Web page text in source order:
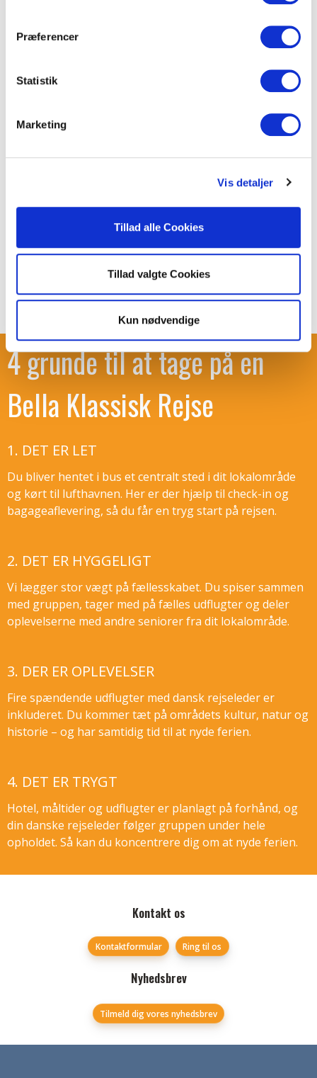
Præferencer
Statistik
Marketing
Vis detaljer
Tillad alle Cookies
Tillad valgte Cookies
Kun nødvendige
23/9
Se opsamlingssteder
Bestil
11.995,-
... ...
4 grunde til at tage på en
Bella Klassisk Rejse
1. DET ER LET
Du bliver hentet i bus et centralt sted i dit lokalområde
og kørt til lufthavnen. Her er der hjælp til check-in og
bagageaflevering, så du får en tryg start på rejsen.
2. DET ER HYGGELIGT
Vi lægger stor vægt på fællesskabet. Du spiser sammen
med gruppen, tager med på fælles udflugter og deler
oplevelserne med andre seniorer fra dit lokalområde.
3. DER ER OPLEVELSER
Fire spændende udflugter med dansk rejseleder er
inkluderet. Du kommer tæt på områdets kultur, natur og
historie – og har samtidig tid til at nyde ferien.
4. DET ER TRYGT
Hotel, måltider og udflugter er planlagt på forhånd, og
din danske rejseleder følger gruppen under hele
opholdet. Så kan du koncentrere dig om at nyde ferien.
Følg os på
Kontakt os
Kontaktformular Ring til os
Nyhedsbrev
Tilmeld dig vores nyhedsbrev